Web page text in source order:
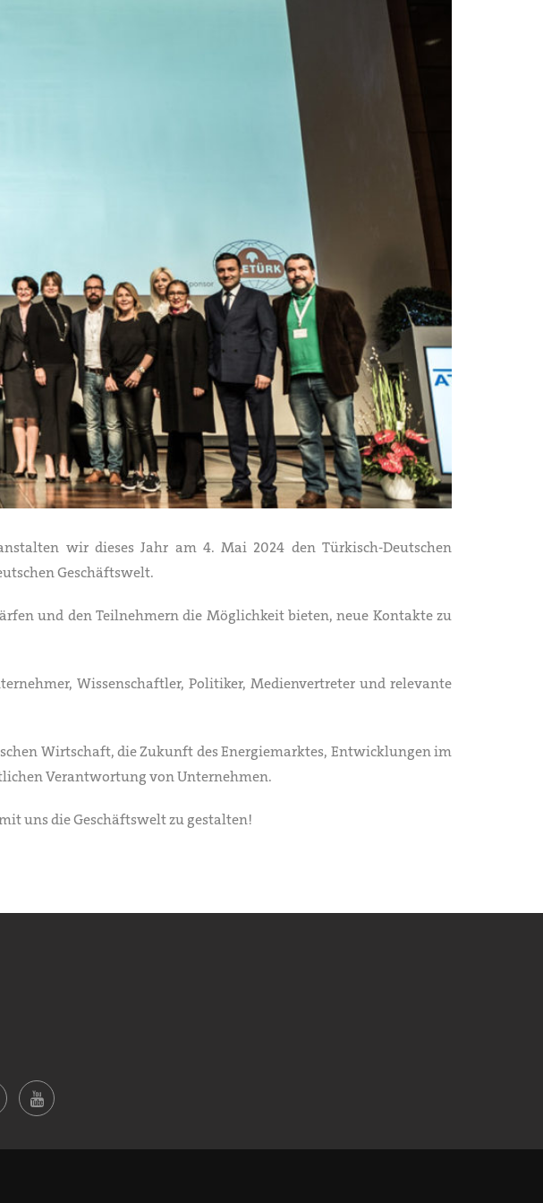
wir dieses Jahr am 4. Mai 2024 den Türkisch-Deutschen
Geschäftswelt.
und den Teilnehmern die Möglichkeit bieten, neue Kontakte zu
Wissenschaftler, Politiker, Medienvertreter und relevante
Wirtschaft, die Zukunft des Energiemarktes, Entwicklungen im
Verantwortung von Unternehmen.
uns die Geschäftswelt zu gestalten!